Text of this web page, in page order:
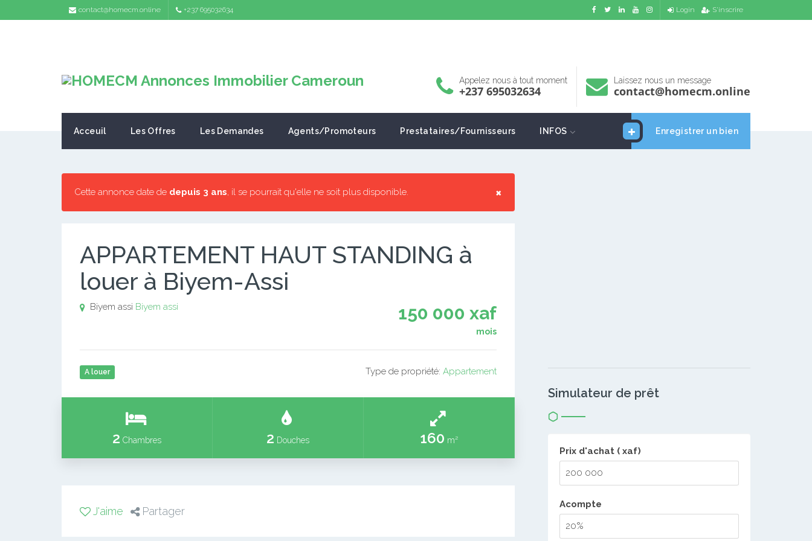
contact@homecm.online +237 695032634 Login S'inscrire
Appelez nous à tout moment
+237 695032634
Laissez nous un message
contact@homecm.online
Enregistrer un bien
Acceuil Les Offres Les Demandes Agents/Promoteurs Prestataires/Fournisseurs INFOS
×
Cette annonce date de depuis 3 ans, il se pourrait qu'elle ne soit plus disponible.
APPARTEMENT HAUT STANDING à
louer à Biyem-Assi
150 000 xaf
mois
Biyem assi Biyem assi
A louer Type de propriété: Appartement
2 Chambres 2 Douches 160 m²
J'aime Partager
Simulateur de prêt
Prix d'achat ( xaf)
Acompte